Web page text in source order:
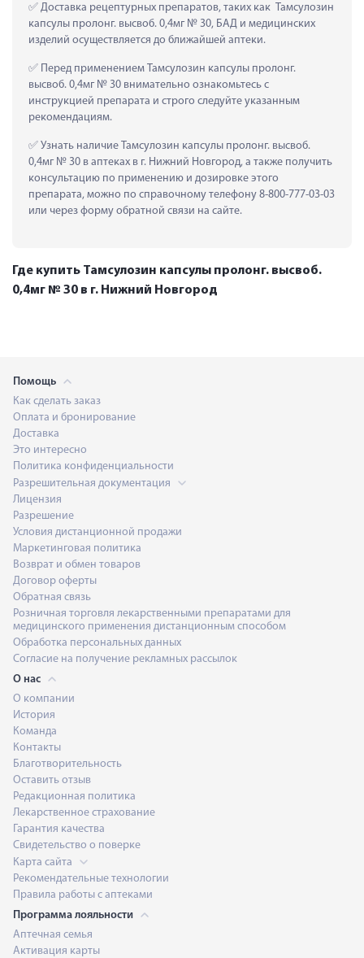
Доставка рецептурных препаратов, таких как  Тамсулозин
капсулы пролонг. высвоб. 0,4мг № 30, БАД и медицинских
изделий осуществляется до ближайшей аптеки.
Перед применением Тамсулозин капсулы пролонг.
высвоб. 0,4мг № 30 внимательно ознакомьтесь с
инструкцией препарата и строго следуйте указанным
рекомендациям.
Узнать наличие Тамсулозин капсулы пролонг. высвоб.
0,4мг № 30 в аптеках в г. Нижний Новгород, а также получить
консультацию по применению и дозировке этого
препарата, можно по справочному телефону 8-800-777-03-03
или через форму обратной связи на сайте.
Где купить Тамсулозин капсулы пролонг. высвоб.
0,4мг № 30 в г. Нижний Новгород
Помощь
Как сделать заказ
Оплата и бронирование
Доставка
Это интересно
Политика конфиденциальности
Разрешительная документация
Лицензия
Разрешение
Условия дистанционной продажи
Маркетинговая политика
Возврат и обмен товаров
Договор оферты
Обратная связь
Розничная торговля лекарственными препаратами для
медицинского применения дистанционным способом
Обработка персональных данных
Согласие на получение рекламных рассылок
О нас
О компании
История
Команда
Контакты
Благотворительность
Оставить отзыв
Редакционная политика
Лекарственное страхование
Гарантия качества
Свидетельство о поверке
Карта сайта
Рекомендательные технологии
Правила работы с аптеками
Программа лояльности
Аптечная семья
Активация карты